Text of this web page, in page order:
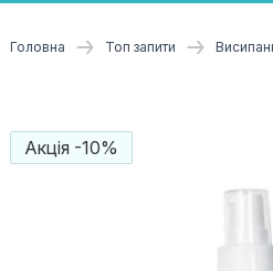
Головна Топ запити
Акція -10%